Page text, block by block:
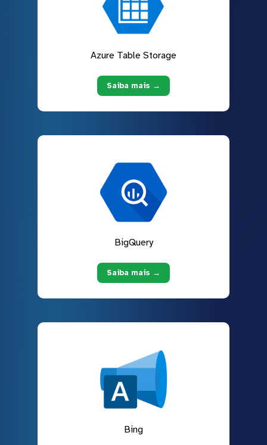
Azure Table Storage
Saiba mais →
BigQuery
Saiba mais →
Bing